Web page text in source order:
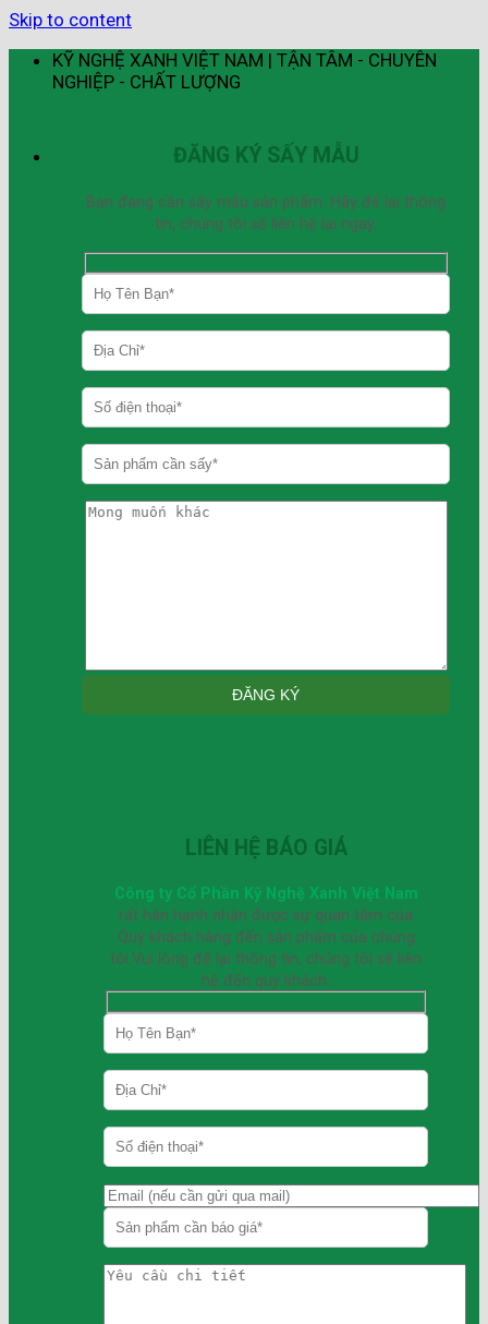
Skip to content
KỸ NGHỆ XANH VIỆT NAM | TẬN TÂM - CHUYÊN
NGHIỆP - CHẤT LƯỢNG
ĐĂNG KÝ SẤY MẪU
Bạn đang cần sấy mẫu sản phẩm. Hãy để lại thông
tin, chúng tôi sẽ liên hệ lại ngay.
LIÊN HỆ BÁO GIÁ
Công ty Cổ Phần Kỹ Nghệ Xanh Việt Nam
rất hân hạnh nhận được sự quan tâm của
Quý khách hàng đến sản phẩm của chúng
tôi.Vui lòng để lại thông tin, chúng tôi sẽ liên
hệ đến quý khách.